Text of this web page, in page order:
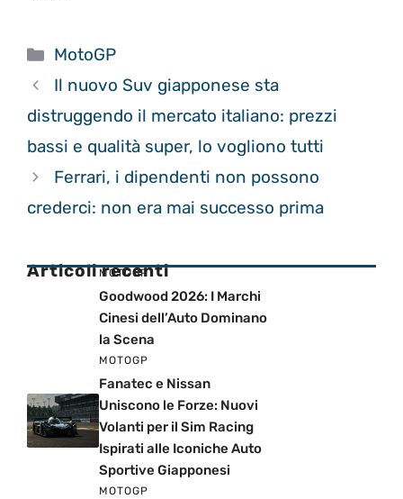
Categorie
MotoGP
Il nuovo Suv giapponese sta
distruggendo il mercato italiano: prezzi
bassi e qualità super, lo vogliono tutti
Ferrari, i dipendenti non possono
crederci: non era mai successo prima
Articoli recenti
MOTOGP
Goodwood 2026: I Marchi
Cinesi dell’Auto Dominano
la Scena
MOTOGP
Fanatec e Nissan
Uniscono le Forze: Nuovi
Volanti per il Sim Racing
Ispirati alle Iconiche Auto
Sportive Giapponesi
MOTOGP